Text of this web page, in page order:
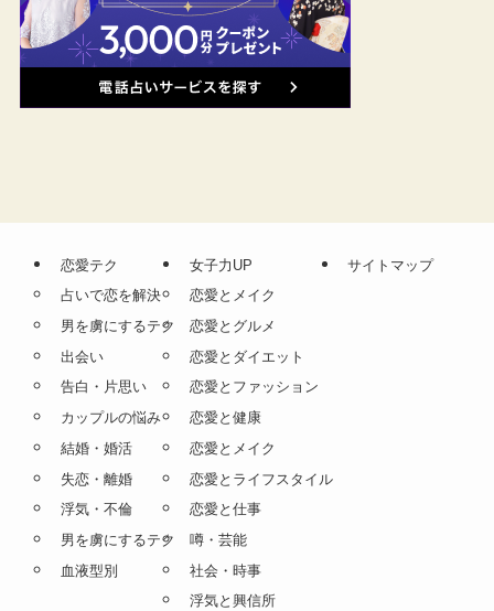
恋愛テク
占いで恋を解決
男を虜にするテク
出会い
告白・片思い
カップルの悩み
結婚・婚活
失恋・離婚
浮気・不倫
男を虜にするテク
血液型別
女子力UP
恋愛とメイク
恋愛とグルメ
恋愛とダイエット
恋愛とファッション
恋愛と健康
恋愛とメイク
恋愛とライフスタイル
恋愛と仕事
噂・芸能
社会・時事
浮気と興信所
サイトマップ